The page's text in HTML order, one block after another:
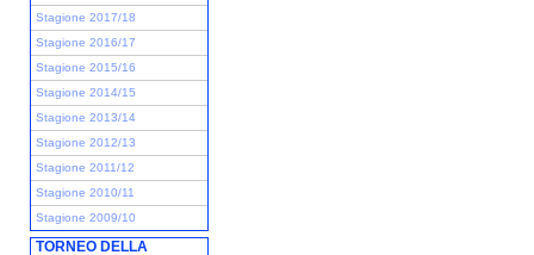
Stagione 2017/18
Stagione 2016/17
Stagione 2015/16
Stagione 2014/15
Stagione 2013/14
Stagione 2012/13
Stagione 2011/12
Stagione 2010/11
Stagione 2009/10
TORNEO DELLA